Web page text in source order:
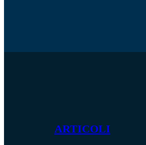
ARTICOLI